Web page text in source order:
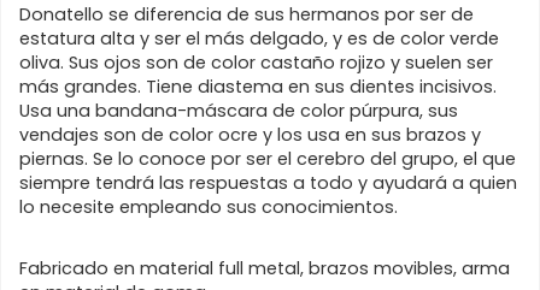
Donatello se diferencia de sus hermanos por ser de
estatura alta y ser el más delgado, y es de color verde
oliva. Sus ojos son de color castaño rojizo y suelen ser
más grandes. Tiene diastema en sus dientes incisivos.
Usa una bandana-máscara de color púrpura, sus
vendajes son de color ocre y los usa en sus brazos y
piernas. Se lo conoce por ser el cerebro del grupo, el que
siempre tendrá las respuestas a todo y ayudará a quien
lo necesite empleando sus conocimientos.
Fabricado en material full metal, brazos movibles, arma